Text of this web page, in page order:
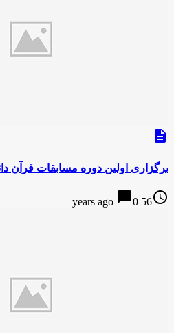
description
برگزاری اولین دوره مسابقات قرآن
access_time
56 years ago
chat_bubble0